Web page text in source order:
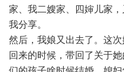
家、我二嫂家、四婶儿家
我分享。
然后，我娘又出去了。这
回来的时候，带回了关于